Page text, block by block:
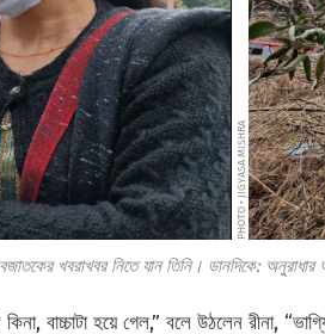
PHOTO • JIGYASA MISHRA
খবরাখবর নিতে যান তিনি। ডানদিকে:
কিনা, বাচ্চাটা হয়ে গেল,” বলে উঠলেন